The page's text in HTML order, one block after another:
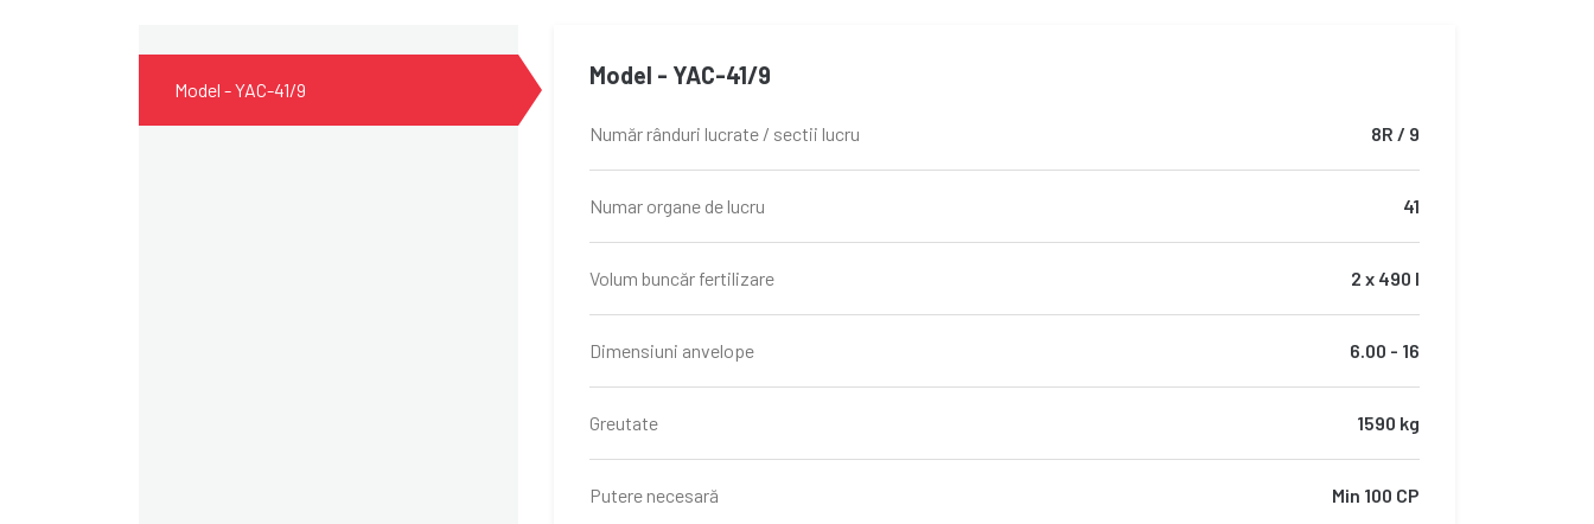
Model - YAC-41/9
Model - YAC-41/9
Număr rânduri lucrate / sectii lucru 8R / 9
Numar organe de lucru 41
Volum buncăr fertilizare 2 x 490 l
Dimensiuni anvelope 6.00 - 16
Greutate 1590 kg
Putere necesară Min 100 CP